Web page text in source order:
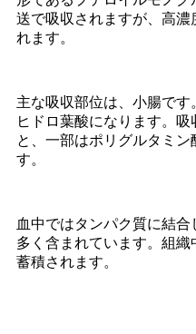
送で吸収されますが、高濃
れます。
主な吸収部位は、小腸で
ヒドロ葉酸になります。
と、一部はポリグルタミ
す。
血中ではタンパク質に結
多く含まれています。組
蓄積されます。